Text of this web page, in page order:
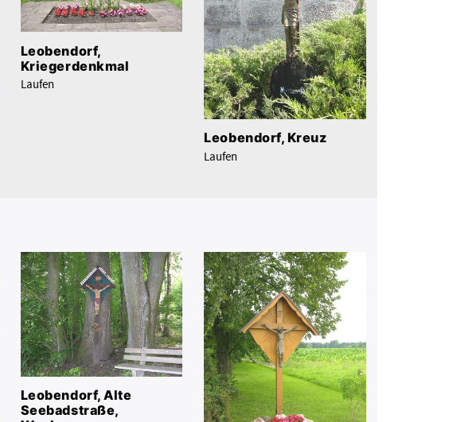
Leobendorf,
Kriegerdenkmal
Laufen
Leobendorf, Kreuz
Laufen
Leobendorf, Alte
Seebadstraße,